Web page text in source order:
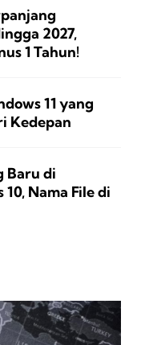
2027,
1 Tahun!
11 yang
Kedepan
Baru di
Nama File di